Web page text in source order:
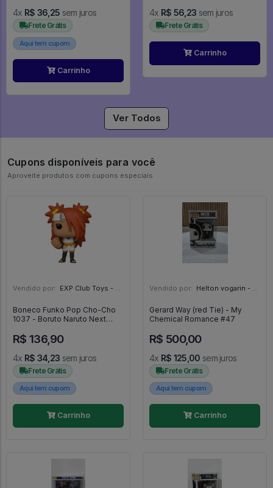
4x R$ 36,25 sem juros
Frete Grátis
Aqui tem cupom
Carrinho
4x R$ 56,23 sem juros
Frete Grátis
Carrinho
Ver Todos
Cupons disponíveis para você
Aproveite produtos com cupons especiais
Vendido por: EXP Club Toys - SP
Boneco Funko Pop Cho-Cho
1037 - Boruto Naruto Next
R$ 136,90
4x R$ 34,23 sem juros
Frete Grátis
Aqui tem cupom
Carrinho
Vendido por: Helton vogarin - SP
Gerard Way (red Tie) - My
Chemical Romance #47
R$ 500,00
4x R$ 125,00 sem juros
Frete Grátis
Aqui tem cupom
Carrinho